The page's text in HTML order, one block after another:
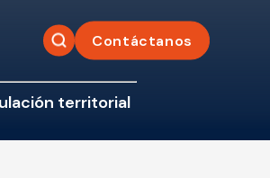
Contáctanos
territorial